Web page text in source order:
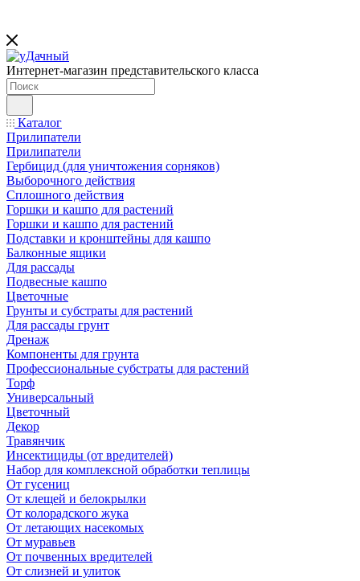
Интернет-магазин представительского класса
Каталог
Прилипатели
Прилипатели
Гербицид (для уничтожения сорняков)
Выборочного действия
Сплошного действия
Горшки и кашпо для растений
Горшки и кашпо для растений
Подставки и кронштейны для кашпо
Балконные ящики
Для рассады
Подвесные кашпо
Цветочные
Грунты и субстраты для растений
Для рассады грунт
Дренаж
Компоненты для грунта
Профессиональные субстраты для растений
Торф
Универсальный
Цветочный
Декор
Травянчик
Инсектициды (от вредителей)
Набор для комплексной обработки теплицы
От гусениц
От клещей и белокрылки
От колорадского жука
От летающих насекомых
От муравьев
От почвенных вредителей
От слизней и улиток